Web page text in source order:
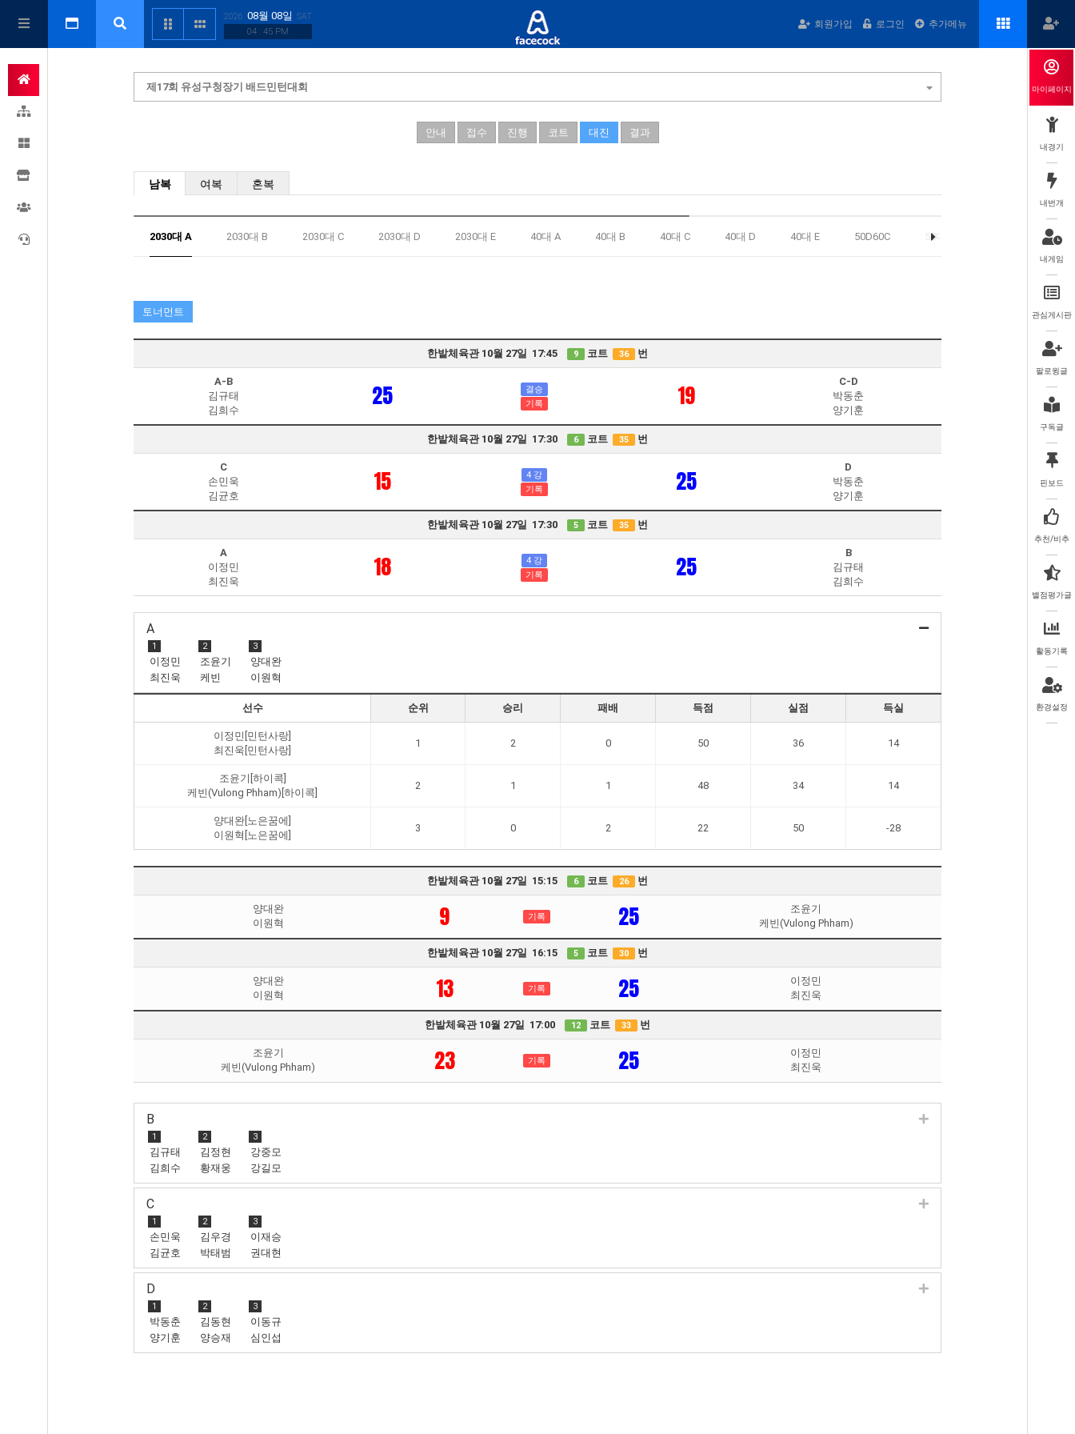
2026 08월 08일 SAT
04 : 45 PM
회원가입 로그인 추가메뉴
제17회 유성구청장기 배드민턴대회
안내 접수 진행 코트 대진 결과
남복 여복 혼복
2030대 A 2030대 B 2030대 C 2030대 D 2030대 E 40대 A 40대 B 40대 C 40대 D 40대 E 50D60C 50대 A 50
토너먼트
한밭체육관 10월 27일 17:45 9 코트 36 번
A-B
김규태
김희수
25
결승
기록
19
C-D
박동춘
양기훈
한밭체육관 10월 27일 17:30 6 코트 35 번
C
손민욱
김균호
15
4 강
기록
25
D
박동춘
양기훈
한밭체육관 10월 27일 17:30 5 코트 35 번
A
이정민
최진욱
18
4 강
기록
25
B
김규태
김희수
A
1
이정민
최진욱
2
조윤기
케빈
(Vulong
3
양대완
이원혁
선수 순위 승리 패배 득점 실점 득실
이정민[민턴사랑]
최진욱[민턴사랑]
1 2 0 50 36 14
조윤기[하이콕]
케빈(Vulong Phham)[하이콕]
2 1 1 48 34 14
양대완[노은꿈에]
이원혁[노은꿈에]
3 0 2 22 50 -28
한밭체육관 10월 27일 15:15 6 코트 26 번
양대완
이원혁
9 기록 25
조윤기
케빈(Vulong Phham)
한밭체육관 10월 27일 16:15 5 코트 30 번
양대완
이원혁
13 기록 25
이정민
최진욱
한밭체육관 10월 27일 17:00 12 코트 33 번
조윤기
케빈(Vulong Phham)
23 기록 25
이정민
최진욱
B
1
김규태
김희수
2
김정현
황재웅
3
강중모
강길모
C
1
손민욱
김균호
2
김우경
박태범
3
이재승
권대현
D
1
박동춘
양기훈
2
김동현
양승재
3
이동규
심인섭
마이페이지
내경기
내번개
내게임
관심게시판
팔로윙글
구독글
핀보드
추천/비추
별점평가글
활동기록
환경설정